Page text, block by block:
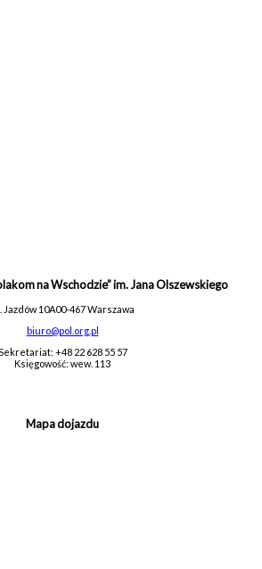
na Wschodzie” im. Jana Olszewskiego
Jazdów 10A00-467 Warszawa
biuro@pol.org.pl
+48 22 628 55 57
Księgowość: wew. 113
Mapa dojazdu